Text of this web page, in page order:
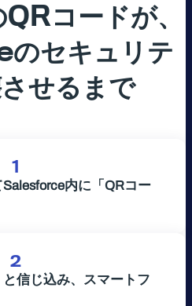
QRコードが、
のセキュリテ
せるまで
1
内に「QRコー
2
信じ込み、スマートフ